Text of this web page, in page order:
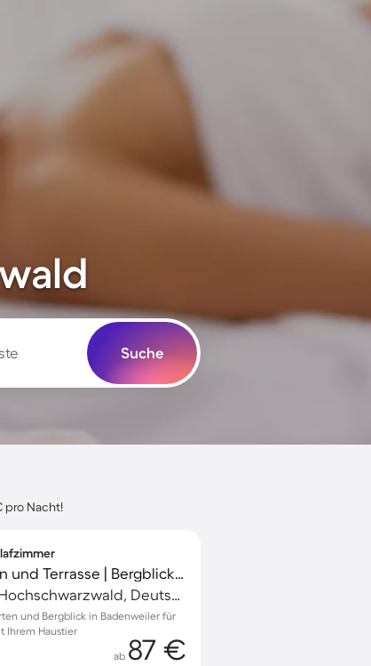
Suche
pro Nacht!
Ferienwohnung mit Garten und Terrasse | Bergblick | Perfekt für die Arbeit von Zuhause | Haustierfreundlich
Badenweiler, Breisgau-Hochschwarzwald, Deutschland
und Bergblick in Badenweiler für
Ihrem Haustier
ab 87 €